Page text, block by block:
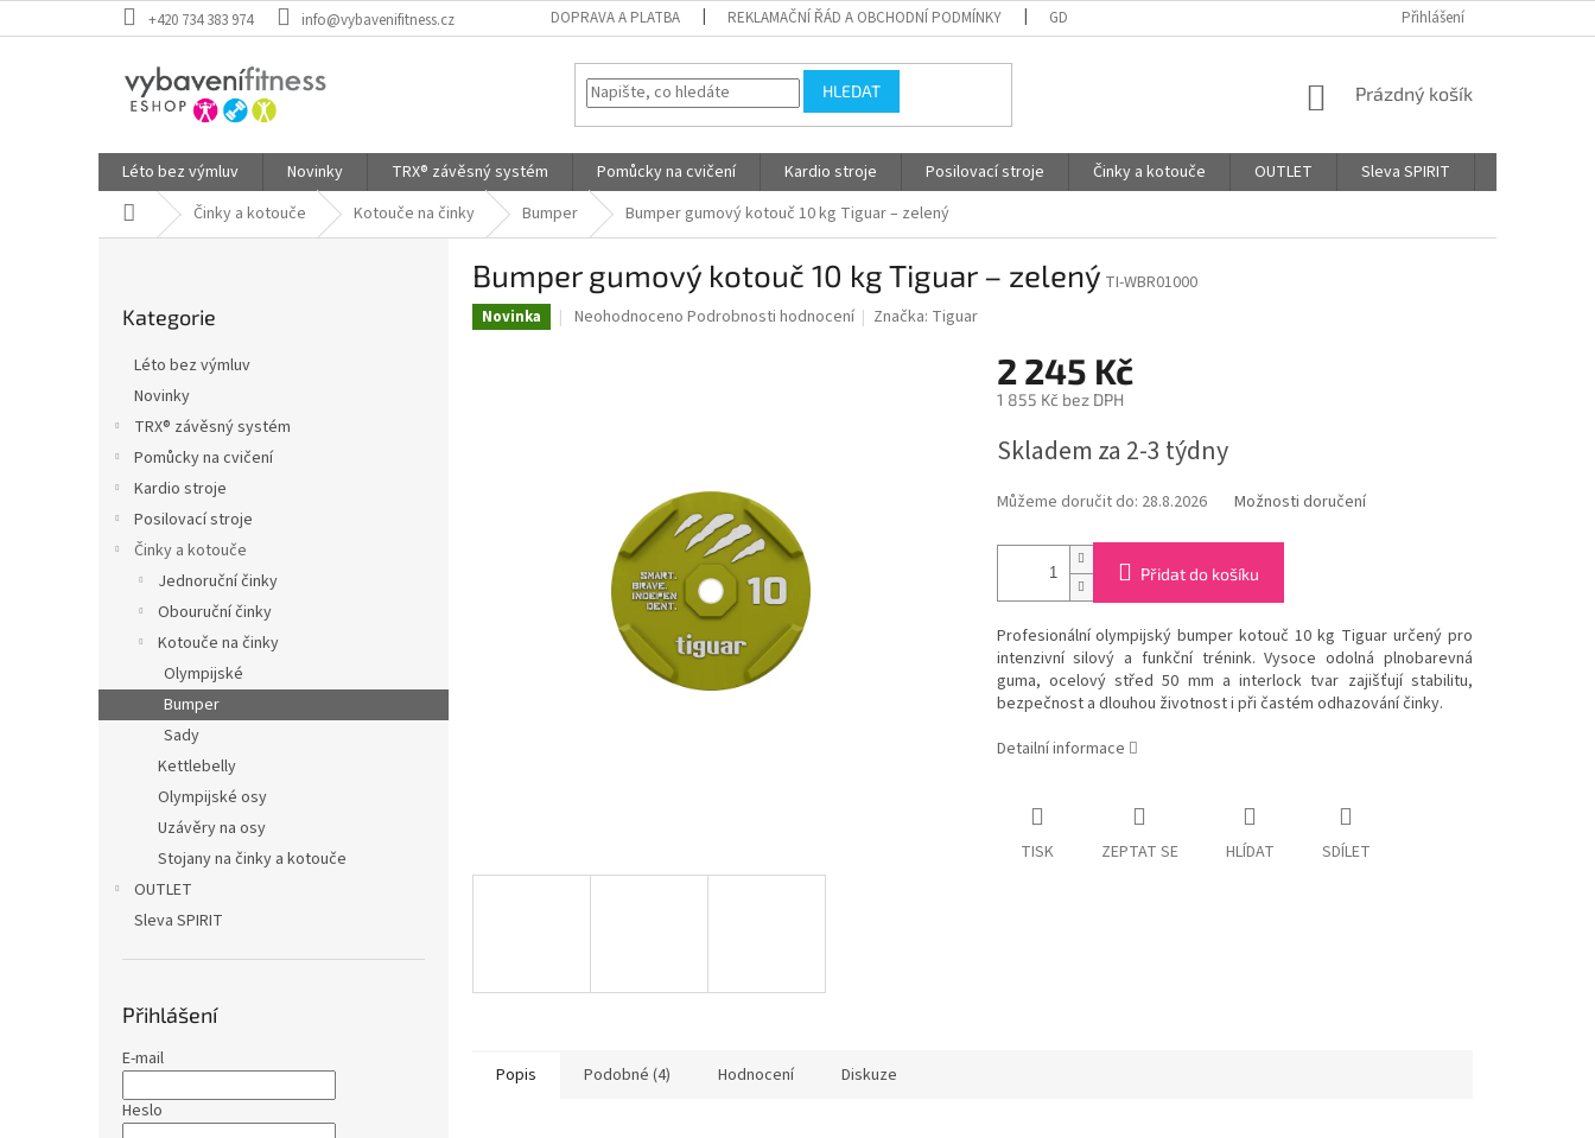
na
+420 734 383 974 info@vybavenifitness.cz DOPRAVA A PLATBA REKLAMAČNÍ ŘÁD A OBCHODNÍ PODMÍNKY GDPR - PODMÍNKY OCHRANY OSOBNÍCH ÚDAJŮ AFFILIATE PROGRAM
Přihlášení
HLEDAT
NÁKUPNÍ
Prázdný košík
Léto bez výmluv Novinky TRX® závěsný systém Pomůcky na cvičení Kardio stroje Posilovací stroje Činky a kotouče OUTLET Sleva SPIRIT
Domů Činky a kotouče Kotouče na činky Bumper Bumper gumový kotouč 10 kg Tiguar – zelený
kategorie
Kategorie
Léto bez výmluv
Novinky
TRX® závěsný systém
Pomůcky na cvičení
Kardio stroje
Posilovací stroje
Činky a kotouče
Jednoruční činky
Obouruční činky
Kotouče na činky
Olympijské
Bumper
Sady
Kettlebelly
Olympijské osy
Uzávěry na osy
Stojany na činky a kotouče
OUTLET
Sleva SPIRIT
Přihlášení
E-mail
Heslo
Bumper gumový kotouč 10 kg Tiguar – zelený TI-WBR01000
Novinka
Průměrné
Neohodnoceno Podrobnosti hodnocení Značka: Tiguar
2 245 Kč
1 855 Kč bez DPH
cena:
Skladem za 2-3 týdny
Můžeme doručit do: 28.8.2026 Možnosti doručení
Přidat do košíku
Profesionální olympijský bumper kotouč 10 kg Tiguar určený pro
intenzivní silový a funkční trénink. Vysoce odolná plnobarevná
guma, ocelový střed 50 mm a interlock tvar zajišťují stabilitu,
bezpečnost a dlouhou životnost i při častém odhazování činky.
Detailní informace
TISK ZEPTAT SE HLÍDAT SDÍLET
Popis Podobné (4) Hodnocení Diskuze